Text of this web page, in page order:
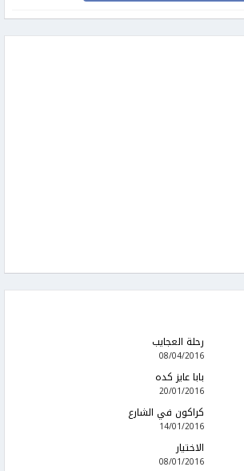
رحلة العجايب
08/04/2016
بابا عايز كده
20/01/2016
كراكون في الشارع
14/01/2016
الاختيار
08/01/2016